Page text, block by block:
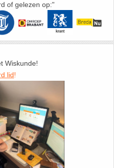
of gelezen op:"
Wiskunde!
lid!